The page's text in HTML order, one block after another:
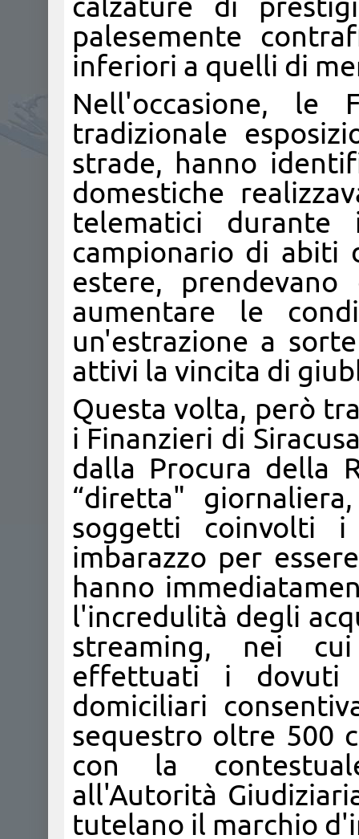
calzature di
palesemente
inferiori a quelli di
Nell'occasione, le
tradizionale
strade, hanno
domestiche
telematici
campionario di abiti
estere,
aumentare le
un'estrazione a
attivi la vincita di
Questa volta, però
i Finanzieri di
dalla Procura della
“diretta"
soggetti coinvolti
imbarazzo per
hanno
l'incredulità degli
streaming, nei
effettuati i dovuti
domiciliari
sequestro oltre 500
con la
all'Autorità
tutelano il marchio